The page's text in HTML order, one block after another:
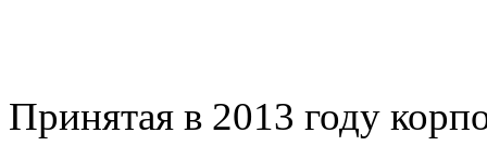
Принятая в 2013 году